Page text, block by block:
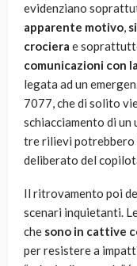
evidenziano
apparente motivo,
crociera e
comunicazioni con
legata ad un
7077, che di solito
schiacciamento di un
tre rilievi
deliberato del
Il ritrovamento poi
scenari inquietanti.
che sono in cattive
per resistere a